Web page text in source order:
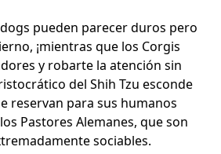
pueden parecer duros pero
¡mientras que los Corgis
y robarte la atención sin
del Shih Tzu esconde
reservan para sus humanos
Pastores Alemanes, que son
sociables.